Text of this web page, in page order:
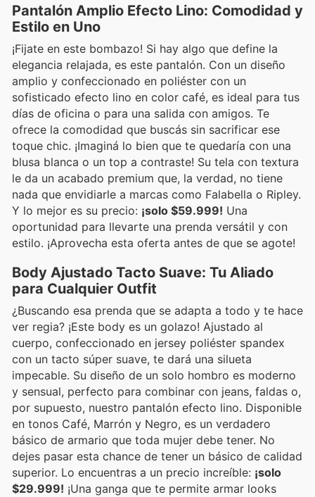
Pantalón Amplio Efecto Lino: Comodidad y
Estilo en Uno
¡Fijate en este bombazo! Si hay algo que define la
elegancia relajada, es este pantalón. Con un diseño
amplio y confeccionado en poliéster con un
sofisticado efecto lino en color café, es ideal para tus
días de oficina o para una salida con amigos. Te
ofrece la comodidad que buscás sin sacrificar ese
toque chic. ¡Imaginá lo bien que te quedaría con una
blusa blanca o un top a contraste! Su tela con textura
le da un acabado premium que, la verdad, no tiene
nada que envidiarle a marcas como Falabella o Ripley.
Y lo mejor es su precio: ¡solo $59.999! Una
oportunidad para llevarte una prenda versátil y con
estilo. ¡Aprovecha esta oferta antes de que se agote!
Body Ajustado Tacto Suave: Tu Aliado
para Cualquier Outfit
¿Buscando esa prenda que se adapta a todo y te hace
ver regia? ¡Este body es un golazo! Ajustado al
cuerpo, confeccionado en jersey poliéster spandex
con un tacto súper suave, te dará una silueta
impecable. Su diseño de un solo hombro es moderno
y sensual, perfecto para combinar con jeans, faldas o,
por supuesto, nuestro pantalón efecto lino. Disponible
en tonos Café, Marrón y Negro, es un verdadero
básico de armario que toda mujer debe tener. No
dejes pasar esta chance de tener un básico de calidad
superior. Lo encuentras a un precio increíble: ¡solo
$29.999! ¡Una ganga que te permite armar looks